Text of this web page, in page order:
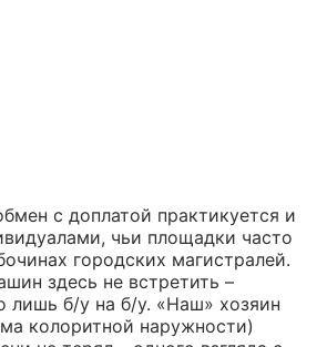
с доплатой практикуется и
чьи площадки часто
городских магистралей.
здесь не встретить –
лишь б/у на б/у. «Наш» хозяин
колоритной наружности)